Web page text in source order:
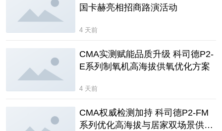
国卡赫亮相招商路演活动
4 天前
CMA实测赋能品质升级 科司德P2-
E系列制氧机高海拔供氧优化方案
4 天前
CMA权威检测加持 科司德P2-FM
系列优化高海拔与居家双场景供氧